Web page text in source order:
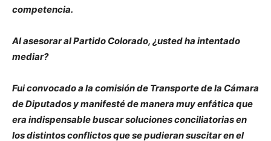
competencia.
Al asesorar al Partido Colorado, ¿usted ha intentado
mediar?
Fui convocado a la comisión de Transporte de la Cámara
de Diputados y manifesté de manera muy enfática que
era indispensable buscar soluciones conciliatorias en
los distintos conflictos que se pudieran suscitar en el